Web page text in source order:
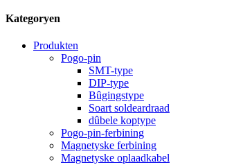
Kategoryen
Produkten
Pogo-pin
SMT-type
DIP-type
Bûgingstype
Soart soldeardraad
dûbele koptype
Pogo-pin-ferbining
Magnetyske ferbining
Magnetyske oplaadkabel